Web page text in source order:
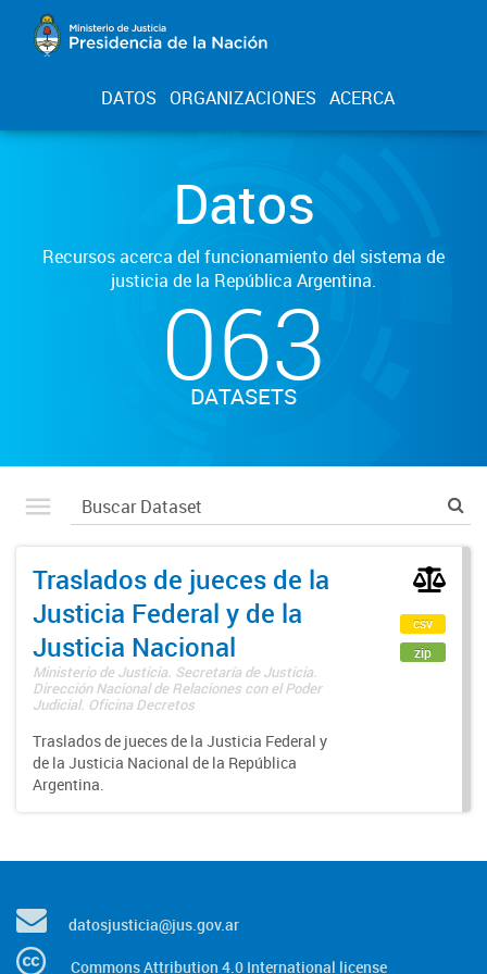
DATOS ORGANIZACIONES ACERCA
Datos
Recursos acerca del funcionamiento del sistema de
justicia de la República Argentina.
063
DATASETS
Traslados de jueces de la
Justicia Federal y de la
Justicia Nacional
Ministerio de Justicia. Secretaría de Justicia.
Dirección Nacional de Relaciones con el Poder
Judicial. Oficina Decretos
Traslados de jueces de la Justicia Federal y
de la Justicia Nacional de la República
Argentina.
csv
zip
datosjusticia@jus.gov.ar
Commons Attribution 4.0 International license